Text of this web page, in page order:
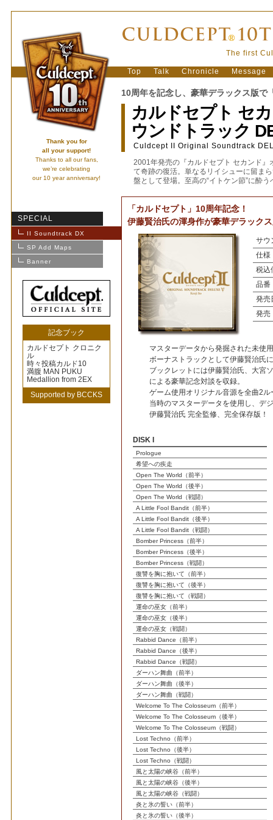
Thank you for
all your support!
Thanks to all our fans,
we’re celebrating
our 10 year anniversary!
The first
Top Talk Chronicle Message
10周年を記念し、豪華デラックス版で
カルドセプト セ
ウンドトラック
Culdcept II Original Soundtrack
2001年発売の『カルドセプト セカンド
て奇跡の復活。単なるリイシューに留ま
盤として登場。至高の“イトケン節”に酔う
SPECIAL
II Soundtrack DX
SP Add Maps
Banner
記念ブック
カルドセプト クロニク
ル
時々投稿カルド10
満腹 MAN PUKU
Medallion from 2EX
Supported by BCCKS
「カルドセプト」10周年記念！
伊藤賢治氏の渾身作が豪華デラック
サウ
仕様
税込
品番
発売
発売
マスターデータから発掘された未使
ボーナストラックとして伊藤賢治氏
ブックレットには伊藤賢治氏、大宮
による豪華記念対談を収録。
ゲーム使用オリジナル音源を全曲2ル
当時のマスターデータを使用し、デ
伊藤賢治氏 完全監修、完全保存版！
DISK I
Prologue
希望への疾走
Open The World（前半）
Open The World（後半）
Open The World（戦闘）
A Little Fool Bandit（前半）
A Little Fool Bandit（後半）
A Little Fool Bandit（戦闘）
Bomber Princess（前半）
Bomber Princess（後半）
Bomber Princess（戦闘）
復讐を胸に抱いて（前半）
復讐を胸に抱いて（後半）
復讐を胸に抱いて（戦闘）
運命の巫女（前半）
運命の巫女（後半）
運命の巫女（戦闘）
Rabbid Dance（前半）
Rabbid Dance（後半）
Rabbid Dance（戦闘）
ダーハン舞曲（前半）
ダーハン舞曲（後半）
ダーハン舞曲（戦闘）
Welcome To The Colosseum（前半）
Welcome To The Colosseum（後半）
Welcome To The Colosseum（戦闘）
Lost Techno（前半）
Lost Techno（後半）
Lost Techno（戦闘）
風と太陽の峡谷（前半）
風と太陽の峡谷（後半）
風と太陽の峡谷（戦闘）
炎と氷の誓い（前半）
炎と氷の誓い（後半）